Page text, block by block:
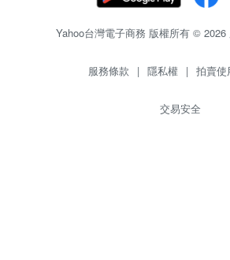
Yahoo台灣電子商務 版權所有 © 2026
服務條款 | 隱私權 | 拍賣使
交易安全